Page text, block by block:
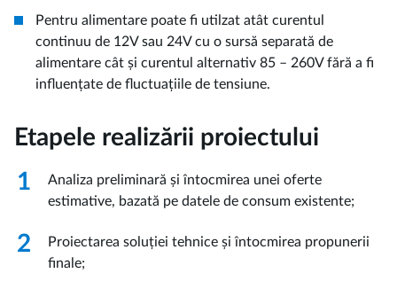
Pentru alimentare poate fi utilzat atât curentul
continuu de 12V sau 24V cu o sursă separată de
alimentare cât și curentul alternativ 85 – 260V fără a fi
influențate de fluctuațiile de tensiune.
Etapele realizării proiectului
1
Analiza preliminară și întocmirea unei oferte
estimative, bazată pe datele de consum existente;
2
Proiectarea soluției tehnice și întocmirea propunerii
finale;